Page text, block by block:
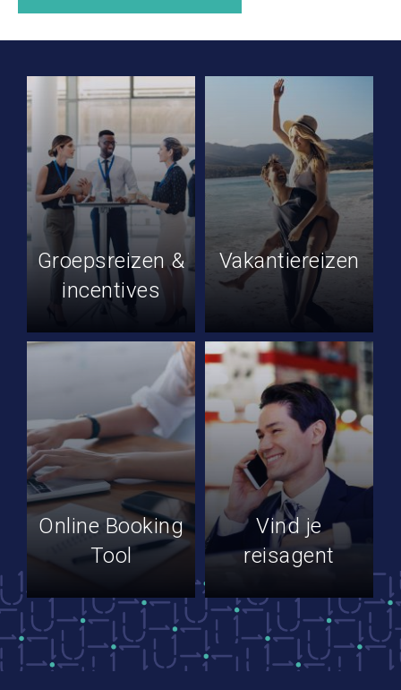
Groepsreizen &
incentives
Vakantiereizen
Online Booking
Tool
Vind je
reisagent